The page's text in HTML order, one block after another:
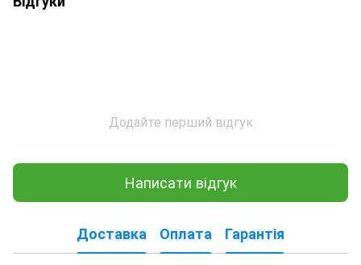
Додайте перший відгук
Написати відгук
Доставка Оплата Гарантія